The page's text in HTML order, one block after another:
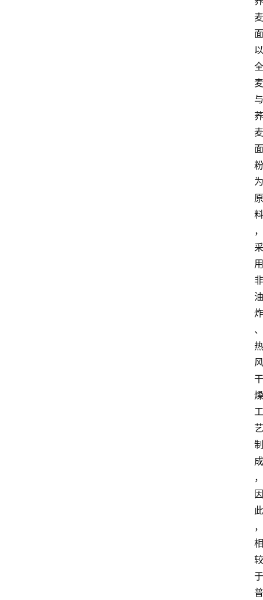
麦
面
以
全
麦
与
荞
麦
面
粉
为
原
料
，
采
用
非
油
炸
、
热
风
干
燥
工
艺
制
成
，
因
此
，
相
较
于
普